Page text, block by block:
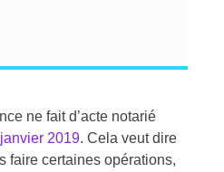
ne fait d’acte notarié
2019. Cela veut dire
faire certaines opérations,